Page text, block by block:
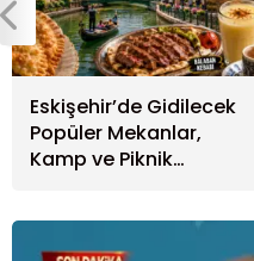
Dünya
Popüler
Eskişehir’de Gidilecek
Popüler Mekanlar,
Kamp ve Piknik